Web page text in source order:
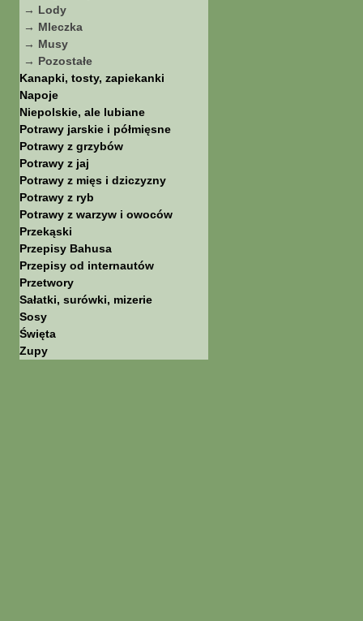
→ Lody
→ Mleczka
→ Musy
→ Pozostałe
Kanapki, tosty, zapiekanki
Napoje
Niepolskie, ale lubiane
Potrawy jarskie i półmięsne
Potrawy z grzybów
Potrawy z jaj
Potrawy z mięs i dziczyzny
Potrawy z ryb
Potrawy z warzyw i owoców
Przekąski
Przepisy Bahusa
Przepisy od internautów
Przetwory
Sałatki, surówki, mizerie
Sosy
Święta
Zupy